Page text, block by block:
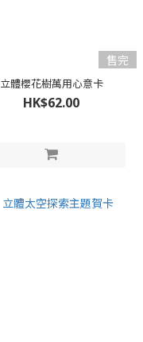
售完
立體櫻花樹萬用心意卡
HK$62.00